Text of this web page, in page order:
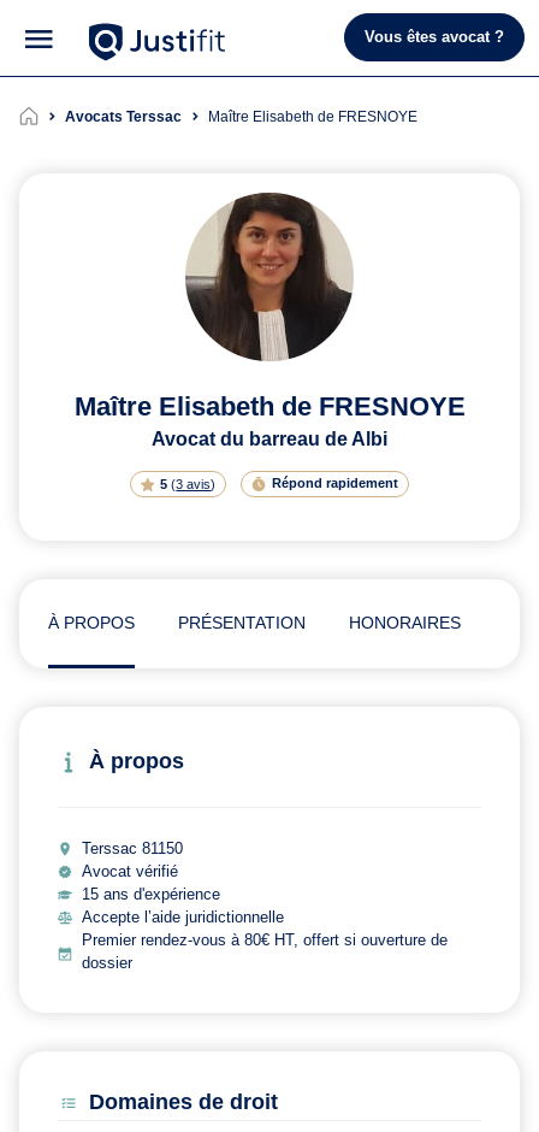
Vous êtes avocat ?
Avocats Terssac Maître Elisabeth de FRESNOYE
Maître Elisabeth de FRESNOYE
Avocat du barreau de Albi
5(3 avis) Répond rapidement
À PROPOS PRÉSENTATION HONORAIRES
À propos
Terssac 81150
Avocat vérifié
15 ans d'expérience
Accepte l’aide juridictionnelle
Premier rendez-vous à 80€ HT, offert si ouverture de
dossier
Domaines de droit